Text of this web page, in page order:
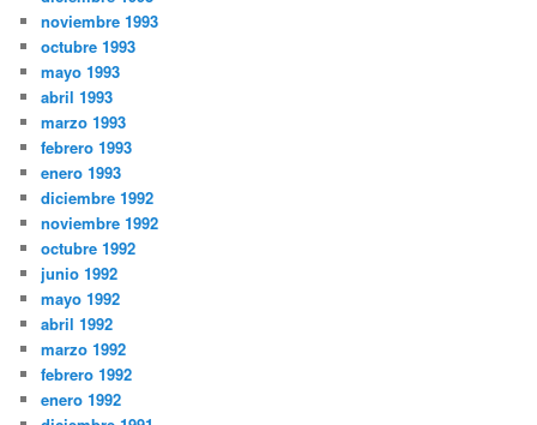
noviembre 1993
octubre 1993
mayo 1993
abril 1993
marzo 1993
febrero 1993
enero 1993
diciembre 1992
noviembre 1992
octubre 1992
junio 1992
mayo 1992
abril 1992
marzo 1992
febrero 1992
enero 1992